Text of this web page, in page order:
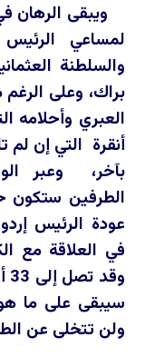
ويبقى الرهان
لمساعي الرئيس
والسلطنة
براك، وعلى
العبري وأحلامه
أنقرة التي إن
بآخر، وعبر
الطرفين ستكون
عودة الرئيس
سيبقى على ما
ولن تتخلى عن